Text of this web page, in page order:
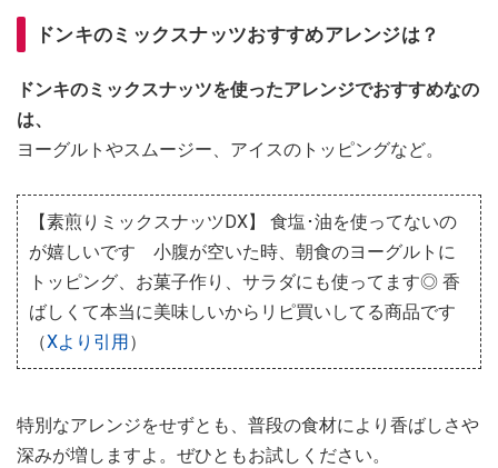
ドンキのミックスナッツおすすめアレンジは？
ドンキのミックスナッツを使ったアレンジでおすすめなの
は、
ヨーグルトやスムージー、アイスのトッピングなど。
【素煎りミックスナッツDX】 食塩･油を使ってないの
が嬉しいです 小腹が空いた時、朝食のヨーグルトに
トッピング、お菓子作り、サラダにも使ってます◎ 香
ばしくて本当に美味しいからリピ買いしてる商品です
（Xより引用）
特別なアレンジをせずとも、普段の食材により香ばしさや
深みが増しますよ。ぜひともお試しください。